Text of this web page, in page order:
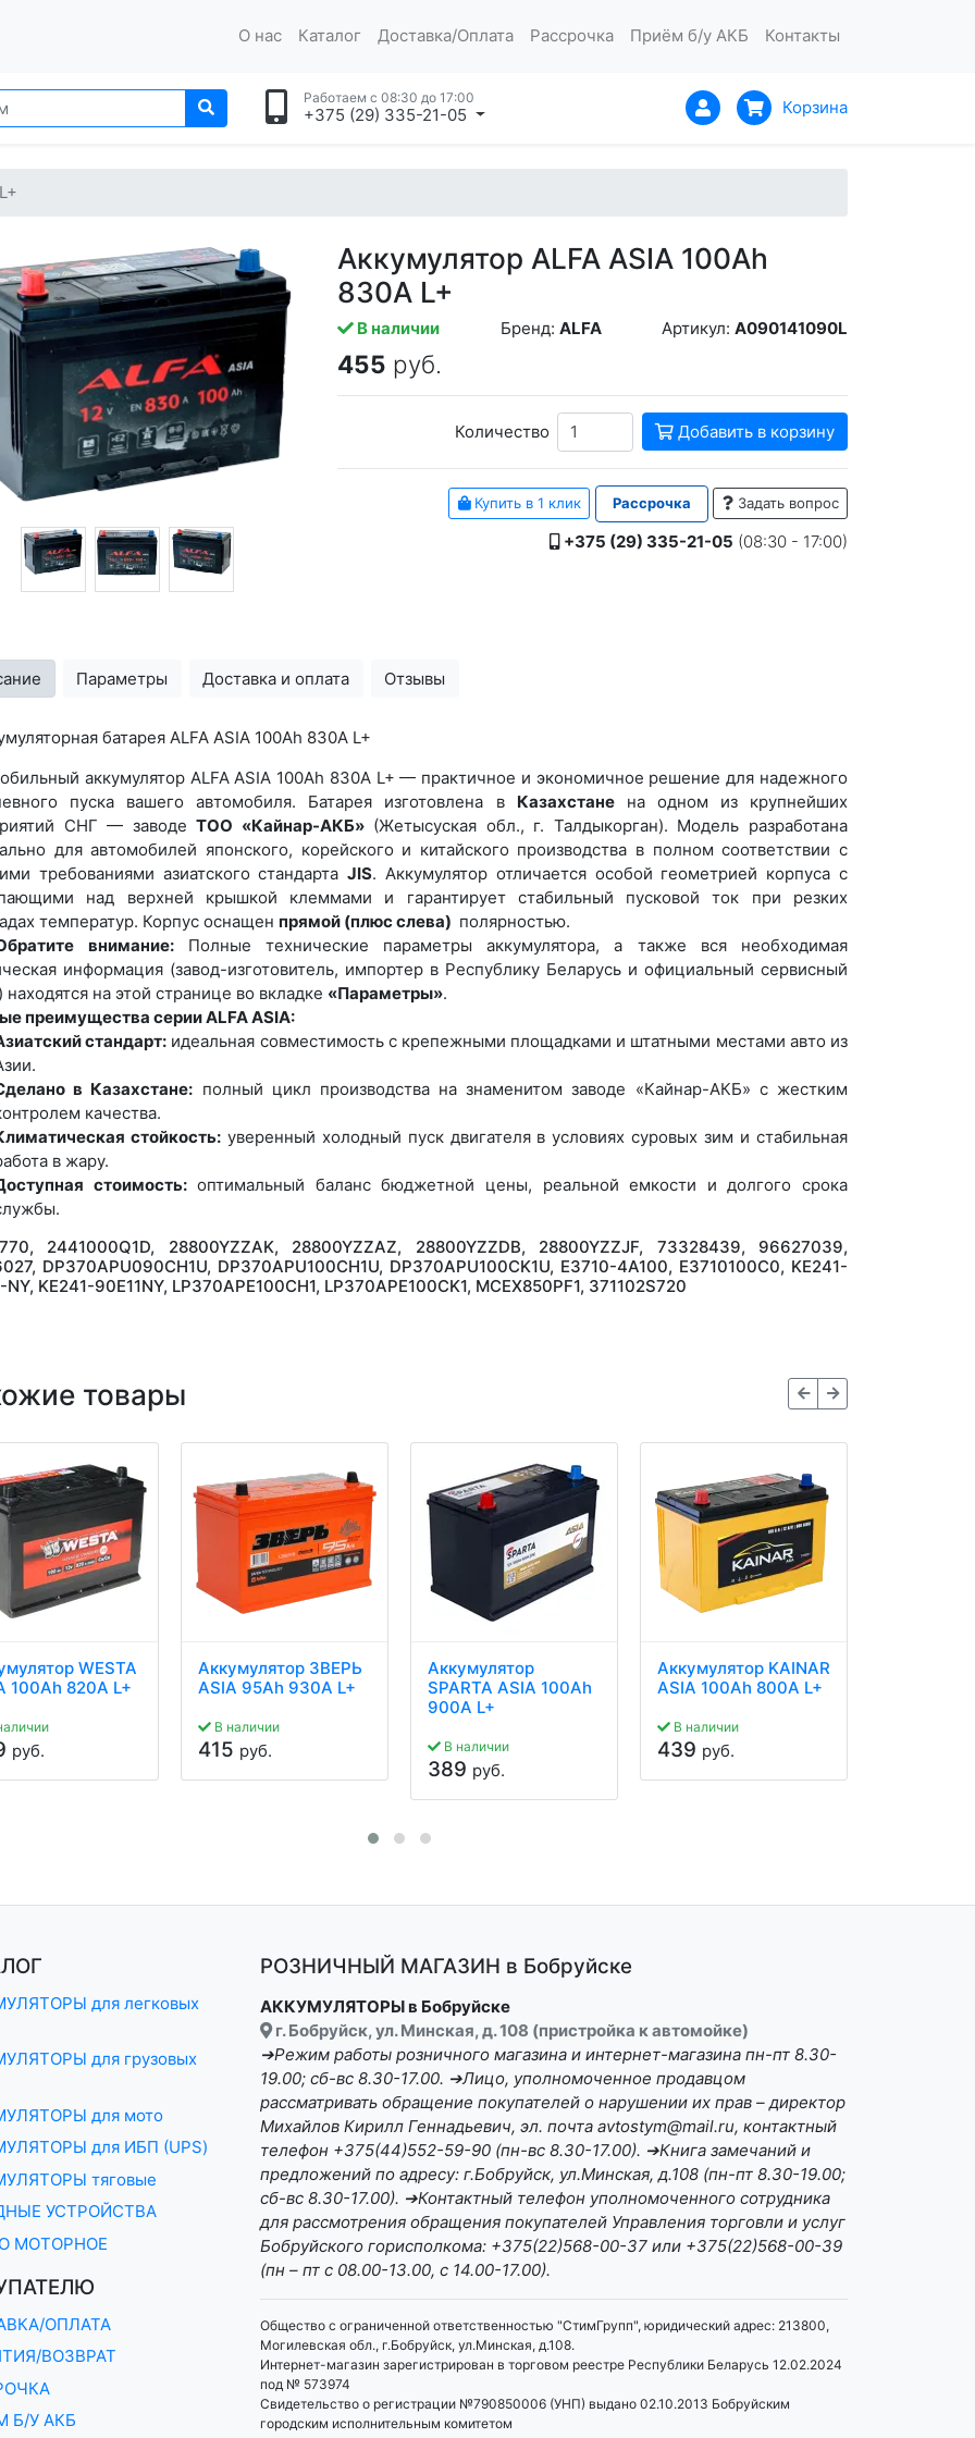
О нас Каталог Доставка/Оплата Рассрочка Приём б/у АКБ Контакты
Работаем с 08:30 до 17:00
+375 (29) 335-21-05 Корзина
Аккумулятор ALFA ASIA 100Ah
830A L+
В наличии Бренд: ALFA Артикул: A090141090L
455 руб.
Количество Добавить в корзину
Купить в 1 клик Рассрочка Задать вопрос
+375 (29) 335-21-05 (08:30 - 17:00)
Параметры Доставка и оплата Отзывы
батарея ALFA ASIA 100Ah 830A L+
аккумулятор ALFA ASIA 100Ah 830A L+ — практичное и экономичное решение для надежного
пуска вашего автомобиля. Батарея изготовлена в Казахстанена одном из крупнейших
СНГ — заводеТОО «Кайнар-АКБ»(Жетысуская обл., г. Талдыкорган). Модель разработана
для автомобилей японского, корейского и китайского производства в полном соответствии с
требованиями азиатского стандартаJIS. Аккумулятор отличается особой геометрией корпуса с
над верхней крышкой клеммами и гарантирует стабильный пусковой ток при резких
температур. Корпус оснащен прямой (плюс слева) полярностью.
внимание:Полные технические параметры аккумулятора, а также вся необходимая
информация (завод-изготовитель, импортер в Республику Беларусь и официальный сервисный
находятся на этой странице во вкладке «Параметры».
преимущества серии ALFA ASIA:
стандарт: идеальная совместимость с крепежными площадками и штатными местами авто из
в Казахстане: полный цикл производства на знаменитом заводе «Кайнар-АКБ» с жестким
качества.
стойкость:уверенный холодный пуск двигателя в условиях суровых зим и стабильная
в жару.
стоимость:оптимальный баланс бюджетной цены, реальной емкости и долгого срока
2441000Q1D, 28800YZZAK, 28800YZZAZ, 28800YZZDB, 28800YZZJF, 73328439, 96627039,
DP370APU090CH1U, DP370APU100CH1U, DP370APU100CK1U, E3710-4A100, E3710100C0, KE241-
NY, KE241-90E11NY, LP370APE100CH1, LP370APE100CK1, MCEX850PF1, 371102S720
товары
WESTA
100Ah 820A L+
руб.
Аккумулятор ЗВЕРЬ
ASIA 95Ah 930A L+
В наличии
415 руб.
Аккумулятор
SPARTA ASIA 100Ah
900A L+
В наличии
389 руб.
Аккумулятор KAINAR
ASIA 100Ah 800A L+
В наличии
439 руб.
для легковых
для грузовых
для мото
для ИБП (UPS)
тяговые
УСТРОЙСТВА
МОТОРНОЕ
ОПЛАТА
ВОЗВРАТ
Б/У АКБ
РОЗНИЧНЫЙ МАГАЗИН в Бобруйске
АККУМУЛЯТОРЫ в Бобруйске
г. Бобруйск, ул. Минская, д. 108 (пристройка к автомойке)
➔Режим работы розничного магазина и интернет-магазина пн-пт 8.30-
19.00; сб-вс 8.30-17.00. ➔Лицо, уполномоченное продавцом
рассматривать обращение покупателей о нарушении их прав – директор
Михайлов Кирилл Геннадьевич, эл. почта avtostym@mail.ru, контактный
телефон +375(44)552-59-90 (пн-вс 8.30-17.00). ➔Книга замечаний и
предложений по адресу: г.Бобруйск, ул.Минская, д.108 (пн-пт 8.30-19.00;
сб-вс 8.30-17.00). ➔Контактный телефон уполномоченного сотрудника
для рассмотрения обращения покупателей Управления торговли и услуг
Бобруйского горисполкома: +375(22)568-00-37 или +375(22)568-00-39
(пн – пт с 08.00-13.00, с 14.00-17.00).
Общество с ограниченной ответственностью "СтимГрупп", юридический адрес: 213800,
Могилевская обл., г.Бобруйск, ул.Минская, д.108.
Интернет-магазин зарегистрирован в торговом реестре Республики Беларусь 12.02.2024
под № 573974
Свидетельство о регистрации №790850006 (УНП) выдано 02.10.2013 Бобруйским
городским исполнительным комитетом